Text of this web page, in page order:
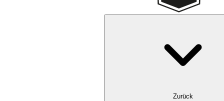
Zurück